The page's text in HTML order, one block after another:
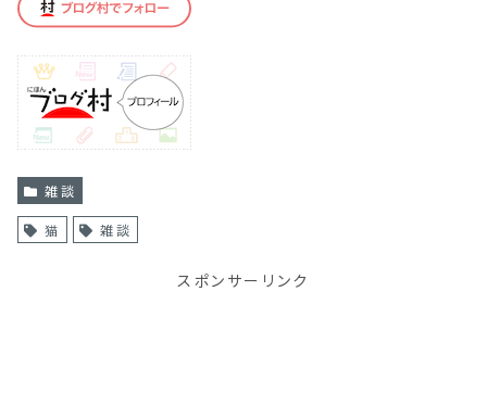
雑談
猫 雑談
スポンサーリンク